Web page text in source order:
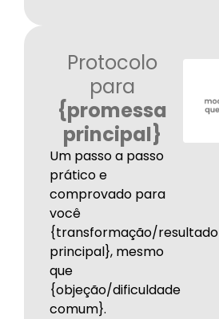
Protocolo
para
{promessa
principal}
Um passo a passo
prático e
comprovado para
você
{transformação/resultado
principal}, mesmo
que
{objeção/dificuldade
comum}.